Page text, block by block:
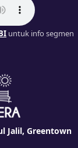
untuk info segmen
Jalil, Greentown